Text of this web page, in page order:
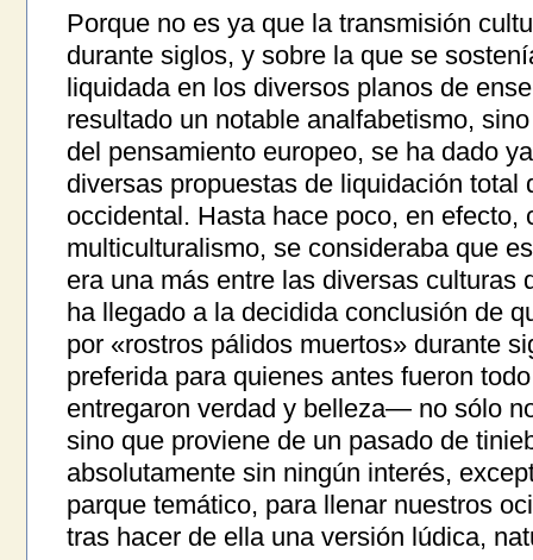
Porque no es ya que la transmisión
durante siglos, y sobre la que se
liquidada en los diversos planos de
resultado un notable analfabetismo,
del pensamiento europeo, se ha dado
diversas propuestas de liquidación total
occidental. Hasta hace poco, en efecto,
multiculturalismo, se consideraba que
era una más entre las diversas culturas
ha llegado a la decidida conclusión de
por «rostros pálidos muertos» durante
preferida para quienes antes fueron
entregaron verdad y belleza— no sólo
sino que proviene de un pasado de
absolutamente sin ningún interés,
parque temático, para llenar nuestros
tras hacer de ella una versión lúdica,